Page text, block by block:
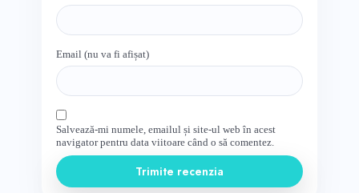
Email (nu va fi afișat)
Salvează-mi numele, emailul și site-ul web în acest
navigator pentru data viitoare când o să comentez.
Trimite recenzia